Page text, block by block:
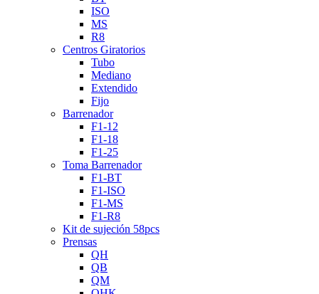
ISO
MS
R8
Centros Giratorios
Tubo
Mediano
Extendido
Fijo
Barrenador
F1-12
F1-18
F1-25
Toma Barrenador
F1-BT
F1-ISO
F1-MS
F1-R8
Kit de sujeción 58pcs
Prensas
QH
QB
QM